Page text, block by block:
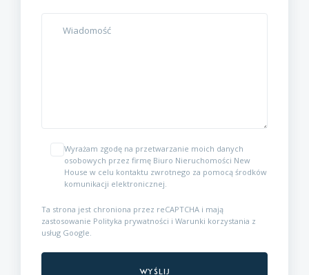
Wyrażam zgodę na przetwarzanie moich danych
osobowych przez firmę Biuro Nieruchomości New
House w celu kontaktu zwrotnego za pomocą środków
komunikacji elektronicznej.
Ta strona jest chroniona przez reCAPTCHA i mają
zastosowanie Polityka prywatności i Warunki korzystania z
usług Google.